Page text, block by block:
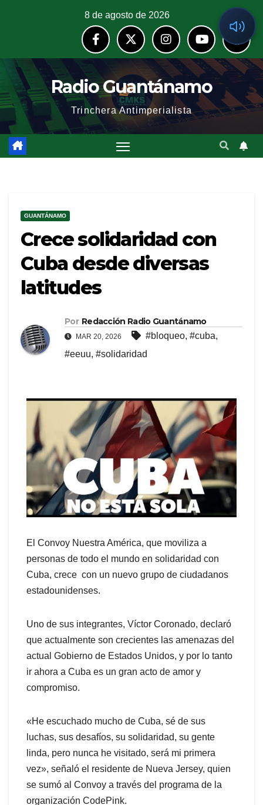
8 de agosto de 2026
Radio Guantánamo
Trinchera Antimperialista
GUANTÁNAMO
Crece solidaridad con
Cuba desde diversas
latitudes
Por Redacción Radio Guantánamo
MAR 20, 2026 #bloqueo, #cuba,
#eeuu, #solidaridad
El Convoy Nuestra América, que moviliza a
personas de todo el mundo en solidaridad con
Cuba, crece con un nuevo grupo de ciudadanos
estadounidenses.
Uno de sus integrantes, Víctor Coronado, declaró
que actualmente son crecientes las amenazas del
actual Gobierno de Estados Unidos, y por lo tanto
ir ahora a Cuba es un gran acto de amor y
compromiso.
«He escuchado mucho de Cuba, sé de sus
luchas, sus desafíos, su solidaridad, su gente
linda, pero nunca he visitado, será mi primera
vez», señaló el residente de Nueva Jersey, quien
se sumó al Convoy a través del programa de la
organización CodePink.